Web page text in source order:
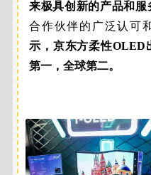
来极具创新的产品和服
合作伙伴的广泛认可
示，京东方柔性OLED
第一，全球第二。